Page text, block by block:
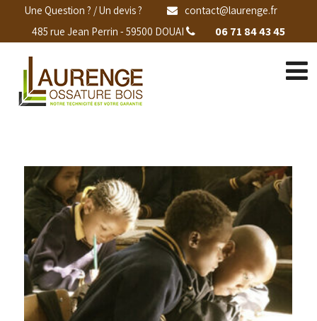
Une Question ? / Un devis ?
contact@laurenge.fr
485 rue Jean Perrin - 59500 DOUAI
06 71 84 43 45